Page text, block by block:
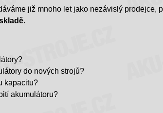
již mnoho let jako nezávislý prodejce,
.
do nových strojů?
kapacitu?
akumulátoru?